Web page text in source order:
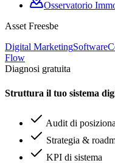
Osservatorio
Asset Freesbe
Digital MarketingSoftware
Flow
Diagnosi gratuita
Struttura il tuo sistema
Audit di
Strategia &
KPI di sistema